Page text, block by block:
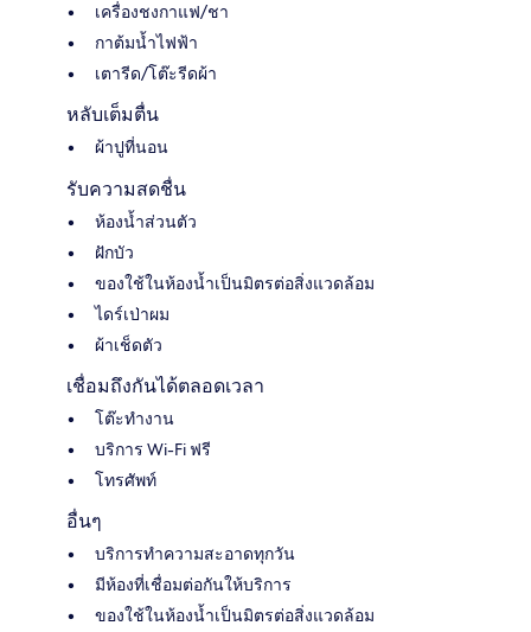
เครื่องชงกาแฟ/ชา
กาต้มน้ำไฟฟ้า
เตารีด/โต๊ะรีดผ้า
หลับเต็มตื่น
ผ้าปูที่นอน
รับความสดชื่น
ห้องน้ำส่วนตัว
ฝักบัว
ของใช้ในห้องน้ำเป็นมิตรต่อสิ่งแวดล้อม
ไดร์เป่าผม
ผ้าเช็ดตัว
เชื่อมถึงกันได้ตลอดเวลา
โต๊ะทำงาน
บริการ Wi-Fi ฟรี
โทรศัพท์
อื่นๆ
บริการทำความสะอาดทุกวัน
มีห้องที่เชื่อมต่อกันให้บริการ
ของใช้ในห้องน้ำเป็นมิตรต่อสิ่งแวดล้อม